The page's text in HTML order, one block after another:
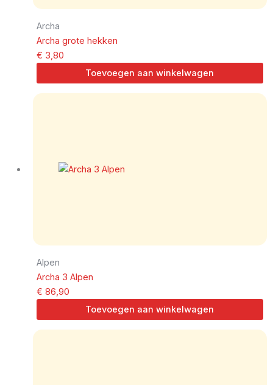
Archa
Archa grote hekken
€ 3,80
Toevoegen aan winkelwagen
Alpen
Archa 3 Alpen
€ 86,90
Toevoegen aan winkelwagen